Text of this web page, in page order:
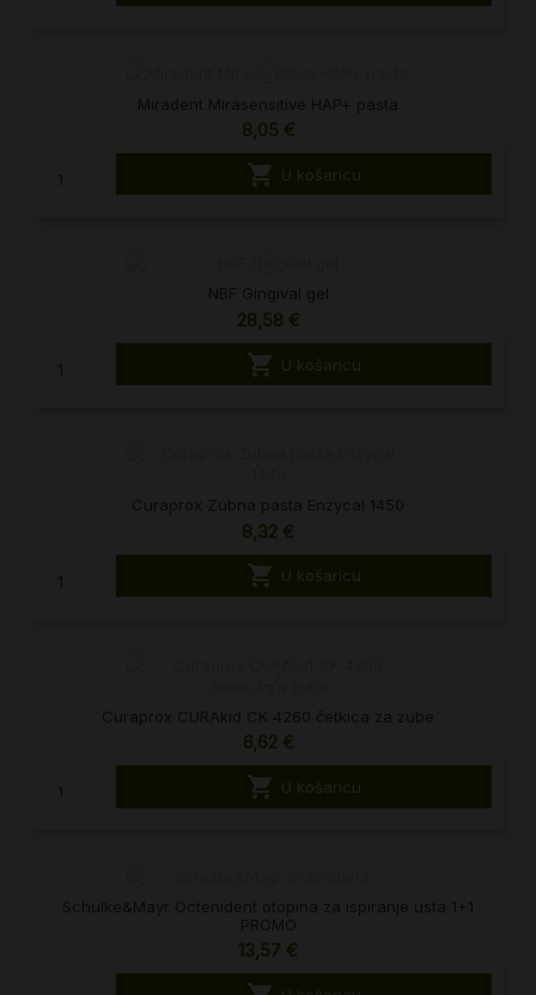
8,05 €
 U košaricu
28,58 €
 U košaricu
8,32 €
 U košaricu
6,62 €
 U košaricu
13,57 €